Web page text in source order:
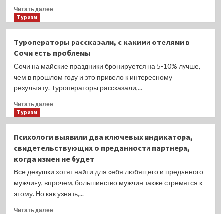
Читать далееПрочитать
о
новом
мошенничестве
известной
платформе
бронирования:
огромные
суммы
на
месте
Туризм
Туроператоры рассказали, с какими отелями в
Сочи есть проблемы
Сочи на майские праздники бронируется на 5-10% лучше,
чем в прошлом году и это привело к интересному
результату. Туроператоры рассказали,...
Читать далееПрочитать
рассказали,
с
какими
Сочи
есть
Туризм
Психологи выявили два ключевых индикатора,
свидетельствующих о преданности партнера,
когда измен не будет
Все девушки хотят найти для себя любящего и преданного
мужчину, впрочем, большинство мужчин также стремятся к
этому. Но как узнать,...
Читать далееПрочитать